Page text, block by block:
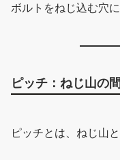
ボルトをねじ込む穴に
ピッチ：ねじ山の
ピッチとは、ねじ山